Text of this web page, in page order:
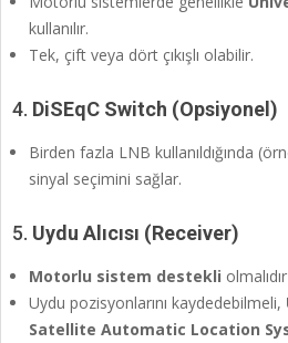
kullanılır.
Tek, çift veya dört çıkışlı olabilir.
4. DiSEqC Switch (Opsiyonel)
Birden fazla LNB kullanıldığında
sinyal seçimini sağlar.
5. Uydu Alıcısı (Receiver)
Motorlu sistem destekli
Uydu pozisyonlarını kaydedebilmeli,
Satellite Automatic Location